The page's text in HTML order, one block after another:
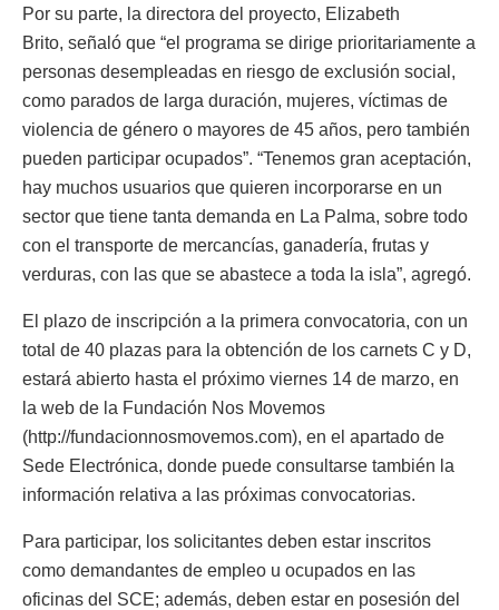
Por su parte, la directora del proyecto, Elizabeth
Brito, señaló que “el programa se dirige prioritariamente a
personas desempleadas en riesgo de exclusión social,
como parados de larga duración, mujeres, víctimas de
violencia de género o mayores de 45 años, pero también
pueden participar ocupados”. “Tenemos gran aceptación,
hay muchos usuarios que quieren incorporarse en un
sector que tiene tanta demanda en La Palma, sobre todo
con el transporte de mercancías, ganadería, frutas y
verduras, con las que se abastece a toda la isla”, agregó.
El plazo de inscripción a la primera convocatoria, con un
total de 40 plazas para la obtención de los carnets C y D,
estará abierto hasta el próximo viernes 14 de marzo, en
la web de la Fundación Nos Movemos
(http://fundacionnosmovemos.com), en el apartado de
Sede Electrónica, donde puede consultarse también la
información relativa a las próximas convocatorias.
Para participar, los solicitantes deben estar inscritos
como demandantes de empleo u ocupados en las
oficinas del SCE; además, deben estar en posesión del